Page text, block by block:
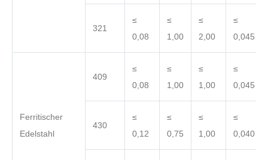
321
≤
0,08
≤
1,00
≤
2,00
≤
0,045
Ferritischer
Edelstahl
409
≤
0,08
≤
1,00
≤
1,00
≤
0,045
430
≤
0,12
≤
0,75
≤
1,00
≤
0,040